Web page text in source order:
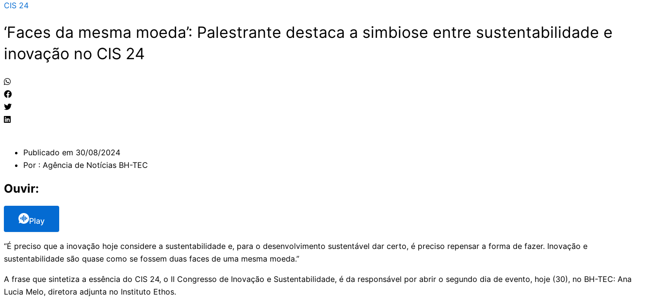
CIS 24
‘Faces da mesma moeda’: Palestrante destaca a simbiose entre sustentabilidade e
inovação no CIS 24
Publicado em 30/08/2024
Por : Agência de Notícias BH-TEC
Ouvir:
Play
“É preciso que a inovação hoje considere a sustentabilidade e, para o desenvolvimento sustentável dar certo, é preciso repensar a forma de fazer. Inovação e
sustentabilidade são quase como se fossem duas faces de uma mesma moeda.”
A frase que sintetiza a essência do CIS 24, o II Congresso de Inovação e Sustentabilidade, é da responsável por abrir o segundo dia de evento, hoje (30), no BH-TEC: Ana
Lucia Melo, diretora adjunta no Instituto Ethos.